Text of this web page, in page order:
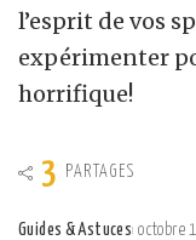
l’esprit de vos
expérimenter
horrifique!
3 PARTAGES
Guides & Astuces octobre